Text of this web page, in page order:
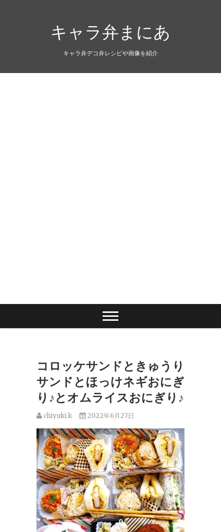
キャラ弁まにあ
キャラ弁デコ弁レシピや画像を紹介
コロッケサンドときゅうり
サンドとほっけネギおにぎ
り♪とオムライスおにぎり♪
chiyuki.k 2022年6月27日